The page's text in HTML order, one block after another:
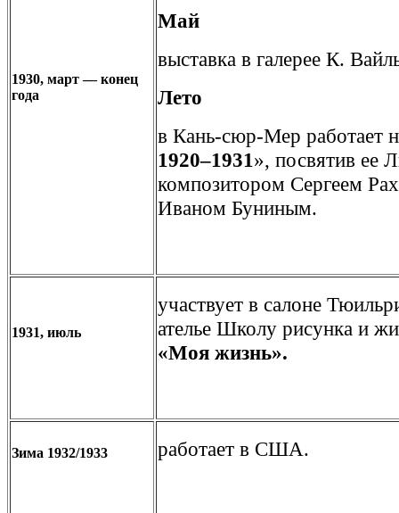
1930, март — конец
года
Май
выставка в галерее К.
Лето
в Кань-сюр-Мер работает
1920–1931», посвятив ее
композитором Сергеем
Иваном Буниным.
1931, июль
участвует в салоне
ателье Школу рисунка и
«Моя жизнь».
Зима 1932/1933 работает в США.